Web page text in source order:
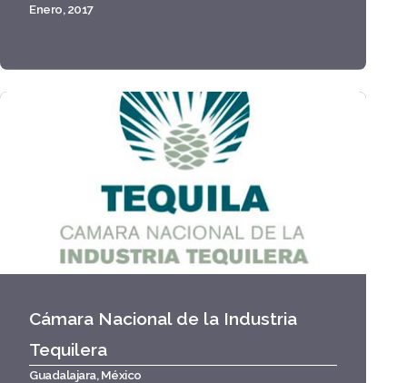
Enero, 2017
Cámara Nacional de la Industria
Tequilera
Guadalajara, México